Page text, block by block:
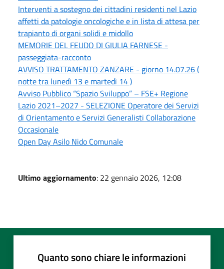
Interventi a sostegno dei cittadini residenti nel Lazio
affetti da patologie oncologiche e in lista di attesa per
trapianto di organi solidi e midollo
MEMORIE DEL FEUDO DI GIULIA FARNESE -
passeggiata-racconto
AVVISO TRATTAMENTO ZANZARE - giorno 14.07.26 (
notte tra lunedì 13 e martedì 14 )
Avviso Pubblico “Spazio Sviluppo” – FSE+ Regione
Lazio 2021–2027 - SELEZIONE Operatore dei Servizi
di Orientamento e Servizi Generalisti Collaborazione
Occasionale
Open Day Asilo Nido Comunale
Ultimo aggiornamento: 22 gennaio 2026, 12:08
Quanto sono chiare le informazioni